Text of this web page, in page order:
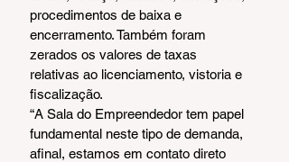
procedimentos de baixa e
encerramento. Também foram
zerados os valores de taxas
relativas ao licenciamento, vistoria e
fiscalização.
“A Sala do Empreendedor tem papel
fundamental neste tipo de demanda,
afinal, estamos em contato direto